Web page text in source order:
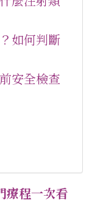
如何判斷
安全檢查
療程一次看